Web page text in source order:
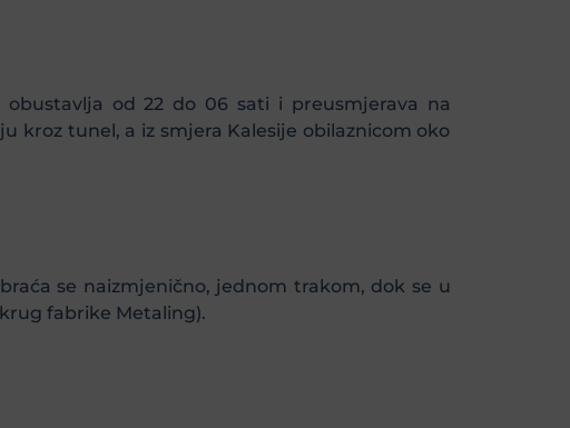
obustavlja od 22 do 06 sati i preusmjerava na
kroz tunel, a iz smjera Kalesije obilaznicom oko
se naizmjenično, jednom trakom, dok se u
fabrike Metaling).